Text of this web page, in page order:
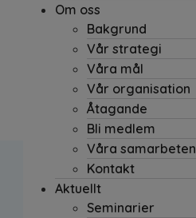
Om oss
Bakgrund
Vår strategi
Våra mål
Vår organisation
Åtagande
Bli medlem
Våra samarbeten
Kontakt
Aktuellt
Seminarier